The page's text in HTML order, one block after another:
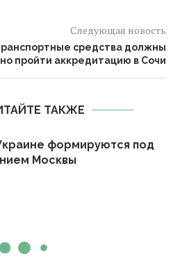
Следующая новость
средства должны
пройти аккредитацию в Сочи
ТАКЖЕ
формируются под
Москвы